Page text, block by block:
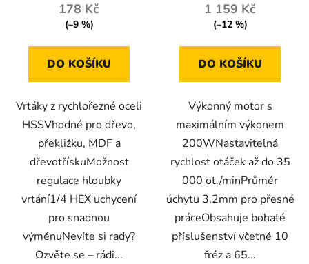
178 Kč
(–9 %)
DO KOŠÍKU
Vrtáky z rychlořezné oceli
HSSVhodné pro dřevo,
překližku, MDF a
dřevotřískuMožnost
regulace hloubky
vrtání1/4 HEX uchycení
pro snadnou
výměnuNevíte si rady?
Ozvěte se – rádi...
1 159 Kč
(–12 %)
DO KOŠÍKU
Výkonný motor s
maximálním výkonem
200WNastavitelná
rychlost otáček až do 35
000 ot./minPrůměr
úchytu 3,2mm pro přesné
práceObsahuje bohaté
příslušenství včetně 10
fréz a 65...